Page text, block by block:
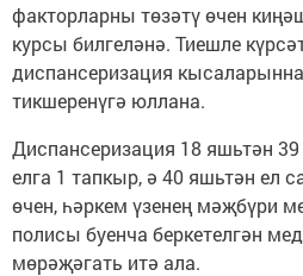
факторларны төзәтү өчен
курсы билгеләнә. Тиешле
диспансеризация
тикшеренүгә юллана.
Диспансеризация 18 яшьтән
елга 1 тапкыр, ә 40 яшьтән ел
өчен, һәркем үзенең мәҗбүри
полисы буенча беркетелгән
мөрәҗәгать итә ала.